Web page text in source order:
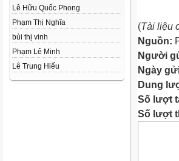
Lê Hữu Quốc Phong
Phạm Thị Nghĩa
bùi thị vinh
Phạm Lê Minh
Lê Trung Hiếu
(Tài liệu
Nguồn:
Người
Ngày
Dung
Số lượt
Số lượt